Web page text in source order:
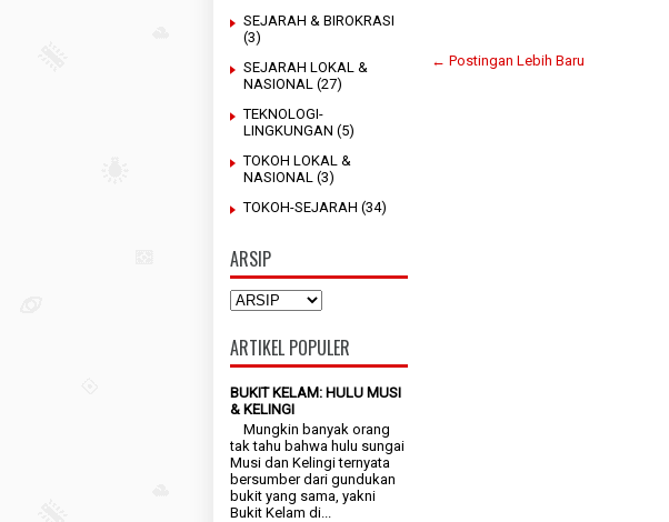
SEJARAH & BIROKRASI
(3)
SEJARAH LOKAL &
NASIONAL (27)
TEKNOLOGI-
LINGKUNGAN (5)
TOKOH LOKAL &
NASIONAL (3)
TOKOH-SEJARAH (34)
ARSIP
ARTIKEL POPULER
BUKIT KELAM: HULU MUSI
& KELINGI
Mungkin banyak orang
tak tahu bahwa hulu sungai
Musi dan Kelingi ternyata
bersumber dari gundukan
bukit yang sama, yakni
Bukit Kelam di...
← Postingan Lebih Baru